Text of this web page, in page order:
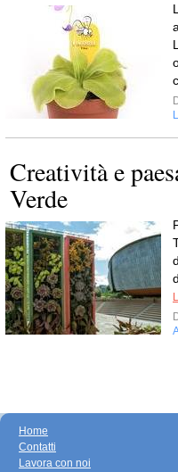
Creatività e
Verde
Home
Contatti
Lavora con noi